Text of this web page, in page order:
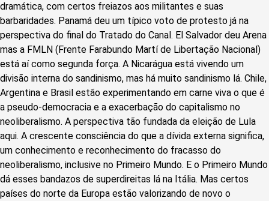
dramática, com certos freiazos aos militantes e suas
barbaridades. Panamá deu um típico voto de protesto já na
perspectiva do final do Tratado do Canal. El Salvador deu Arena
mas a FMLN (Frente Farabundo Martí de Libertação Nacional)
está aí como segunda força. A Nicarágua está vivendo um
divisão interna do sandinismo, mas há muito sandinismo lá. Chile,
Argentina e Brasil estão experimentando em carne viva o que é
a pseudo-democracia e a exacerbação do capitalismo no
neoliberalismo. A perspectiva tão fundada da eleição de Lula
aqui. A crescente consciência do que a dívida externa significa,
um conhecimento e reconhecimento do fracasso do
neoliberalismo, inclusive no Primeiro Mundo. E o Primeiro Mundo
dá esses bandazos de superdireitas lá na Itália. Mas certos
países do norte da Europa estão valorizando de novo o